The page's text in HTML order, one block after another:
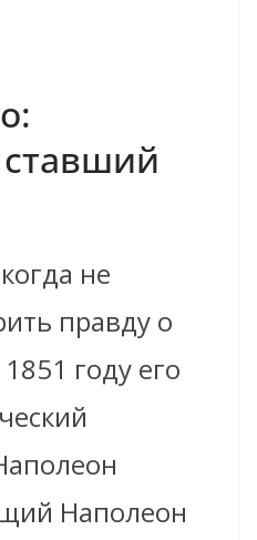
не
правду о
году его
Наполеон